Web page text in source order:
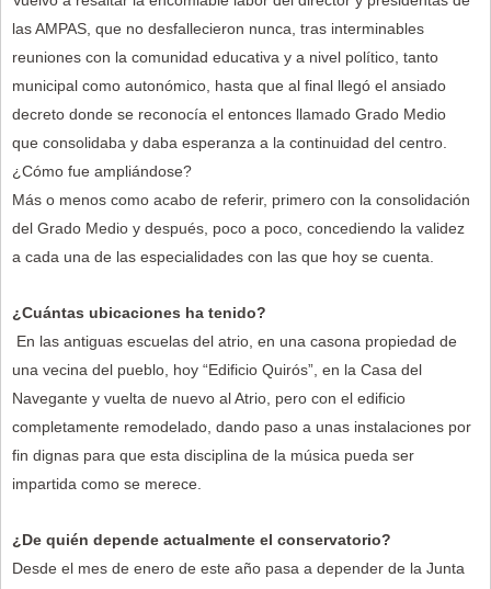
las AMPAS, que no desfallecieron nunca, tras interminables
reuniones con la comunidad educativa y a nivel político, tanto
municipal como autonómico, hasta que al final llegó el ansiado
decreto donde se reconocía el entonces llamado Grado Medio
que consolidaba y daba esperanza a la continuidad del centro.
¿Cómo fue ampliándose?
Más o menos como acabo de referir, primero con la consolidación
del Grado Medio y después, poco a poco, concediendo la validez
a cada una de las especialidades con las que hoy se cuenta.
¿Cuántas ubicaciones ha tenido?
En las antiguas escuelas del atrio, en una casona propiedad de
una vecina del pueblo, hoy “Edificio Quirós”, en la Casa del
Navegante y vuelta de nuevo al Atrio, pero con el edificio
completamente remodelado, dando paso a unas instalaciones por
fin dignas para que esta disciplina de la música pueda ser
impartida como se merece.
¿De quién depende actualmente el conservatorio?
Desde el mes de enero de este año pasa a depender de la Junta